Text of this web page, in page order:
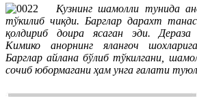
Кузнинг шамолли тунида
тўкилиб чиқди. Барглар дарахт
қолдириб доира ясаган эди. Дераза
Кимико анорнинг яланғоч
Барглар айлана бўлиб тўкилгани,
сочиб юбормагани ҳам унга ғалати